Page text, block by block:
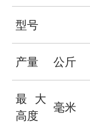
型号
产量 公斤
最大
高度
毫米